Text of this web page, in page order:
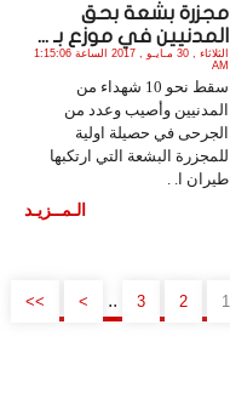
مجزرة بشعة بحق
المدنيين في موزع بـ ...
الثلاثاء , 30 مـايـو , 2017 الساعة 1:15:06
AM
سقط نحو 10 شهداء من
المدنيين وأصيب وعدد من
الجرحى في حصيلة اولية
للمجزرة البشعة التي ارتكبها
طيران ا. .
الـمــزيـد
1
2
3
..
>
>>